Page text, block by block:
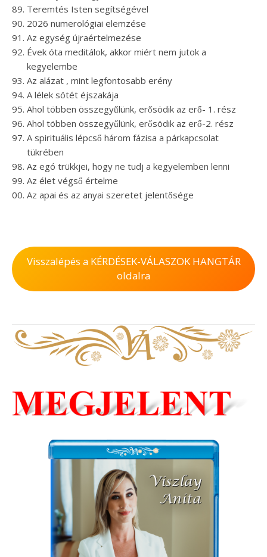
Teremtés Isten segítségével
2026 numerológiai elemzése
Az egység újraértelmezése
Évek óta meditálok, akkor miért nem jutok a
kegyelembe
Az alázat , mint legfontosabb erény
A lélek sötét éjszakája
Ahol többen összegyűlünk, erősödik az erő- 1. rész
Ahol többen összegyűlünk, erősödik az erő-2. rész
A spirituális lépcső három fázisa a párkapcsolat
tükrében
Az egó trükkjei, hogy ne tudj a kegyelemben lenni
Az élet végső értelme
Az apai és az anyai szeretet jelentősége
Visszalépés a KÉRDÉSEK-VÁLASZOK HANGTÁR
oldalra